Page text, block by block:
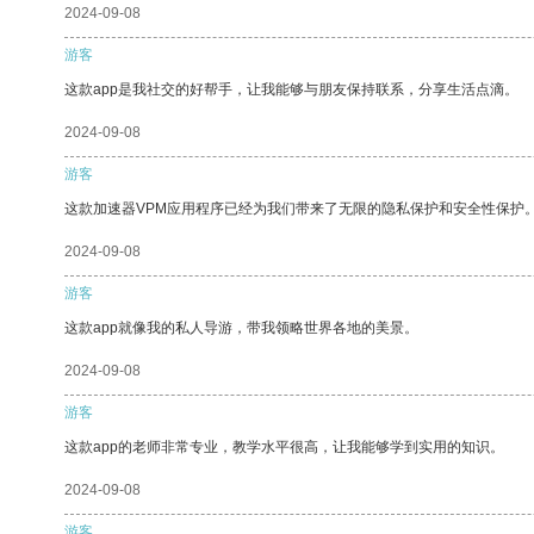
2024-09-08
游客
这款app是我社交的好帮手，让我能够与朋友保持联系，分享生活点滴。
2024-09-08
游客
这款加速器VPM应用程序已经为我们带来了无限的隐私保护和安全性保护
2024-09-08
游客
这款app就像我的私人导游，带我领略世界各地的美景。
2024-09-08
游客
这款app的老师非常专业，教学水平很高，让我能够学到实用的知识。
2024-09-08